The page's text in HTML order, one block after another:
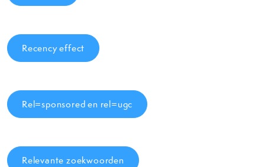
Recency effect
Rel=sponsored en rel=ugc
Relevante zoekwoorden